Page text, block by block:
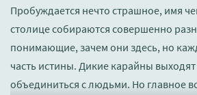
Пробуждается нечто страшное, имя
столице собираются совершенно
понимающие, зачем они здесь, но
часть истины. Дикие карайны
объединиться с людьми. Но главное